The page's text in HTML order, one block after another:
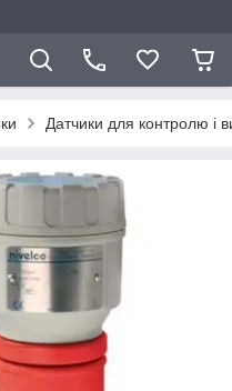
Датчики для контролю і